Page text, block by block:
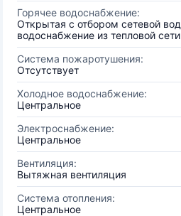
Горячее водоснабжение:
Открытая с отбором сетевой
водоснабжение из тепловой сети
Система пожаротушения:
Отсутствует
Холодное водоснабжение:
Центральное
Электроснабжение:
Центральное
Вентиляция:
Вытяжная вентиляция
Система отопления:
Центральное